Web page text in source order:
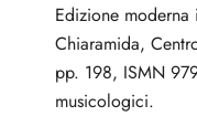
Edizione
Chiaramida,
pp. 198, ISMN
musicologici.